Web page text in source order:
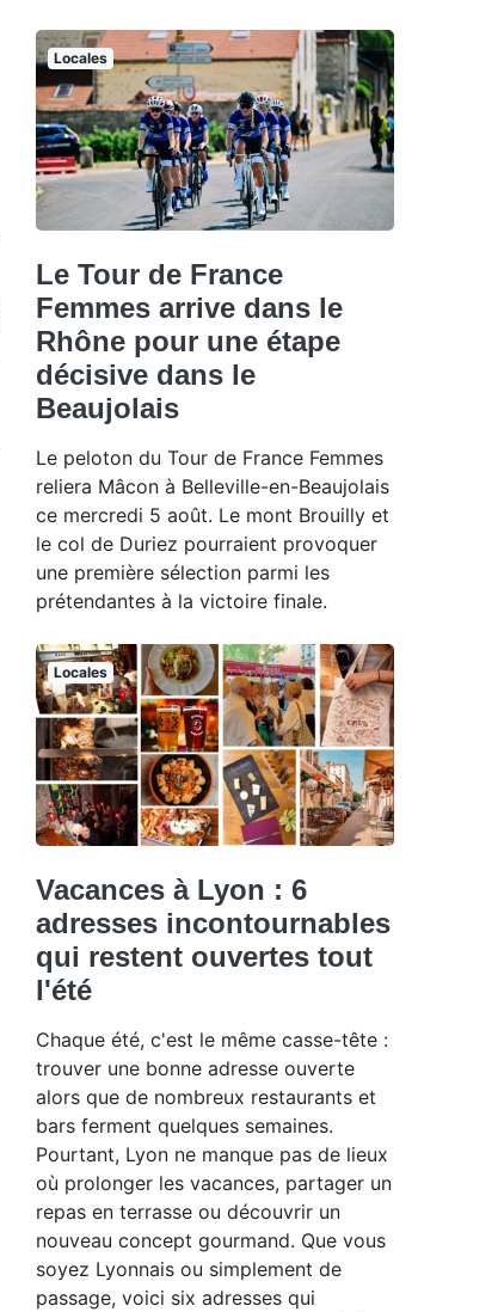
Locales
Le Tour de France
Femmes arrive dans le
Rhône pour une étape
décisive dans le
Beaujolais
Le peloton du Tour de France Femmes
reliera Mâcon à Belleville-en-Beaujolais
ce mercredi 5 août. Le mont Brouilly et
le col de Duriez pourraient provoquer
une première sélection parmi les
prétendantes à la victoire finale.
Locales
Vacances à Lyon : 6
adresses incontournables
qui restent ouvertes tout
l'été
Chaque été, c'est le même casse-tête :
trouver une bonne adresse ouverte
alors que de nombreux restaurants et
bars ferment quelques semaines.
Pourtant, Lyon ne manque pas de lieux
où prolonger les vacances, partager un
repas en terrasse ou découvrir un
nouveau concept gourmand. Que vous
soyez Lyonnais ou simplement de
passage, voici six adresses qui